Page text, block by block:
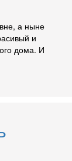
а ныне
и
дома. И